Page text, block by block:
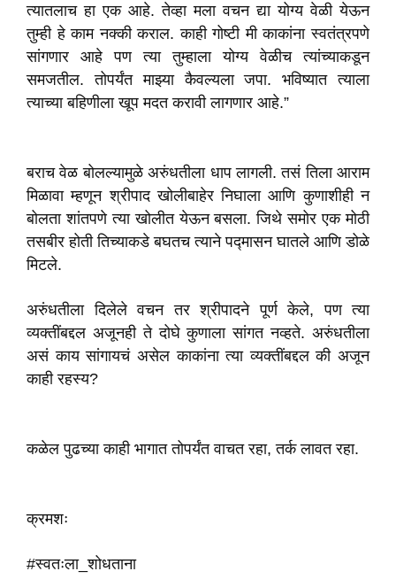
त्यातलाच हा एक आहे. तेव्हा मला वचन द्या योग्य वेळी येऊन
तुम्ही हे काम नक्की कराल. काही गोष्टी मी काकांना स्वतंत्रपणे
सांगणार आहे पण त्या तुम्हाला योग्य वेळीच त्यांच्याकडून
समजतील. तोपर्यंत माझ्या कैवल्यला जपा. भविष्यात त्याला
त्याच्या बहिणीला खूप मदत करावी लागणार आहे.”
बराच वेळ बोलल्यामुळे अरुंधतीला धाप लागली. तसं तिला आराम
मिळावा म्हणून श्रीपाद खोलीबाहेर निघाला आणि कुणाशीही न
बोलता शांतपणे त्या खोलीत येऊन बसला. जिथे समोर एक मोठी
तसबीर होती तिच्याकडे बघतच त्याने पद्मासन घातले आणि डोळे
मिटले.
अरुंधतीला दिलेले वचन तर श्रीपादने पूर्ण केले, पण त्या
व्यक्तींबद्दल अजूनही ते दोघे कुणाला सांगत नव्हते. अरुंधतीला
असं काय सांगायचं असेल काकांना त्या व्यक्तींबद्दल की अजून
काही रहस्य?
कळेल पुढच्या काही भागात तोपर्यंत वाचत रहा, तर्क लावत रहा.
क्रमशः
#स्वतःला_शोधताना